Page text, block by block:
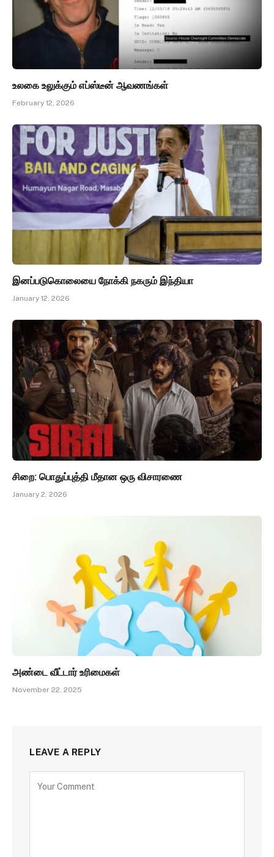
உலகை உலுக்கும் எப்ஸ்டீன் ஆவணங்கள்
February 12, 2026
இனப்படுகொலையை நோக்கி நகரும் இந்தியா
January 12, 2026
சிறை: பொதுப்புத்தி மீதான ஒரு விசாரணை
January 2, 2026
அண்டை வீட்டார் உரிமைகள்
November 22, 2025
LEAVE A REPLY